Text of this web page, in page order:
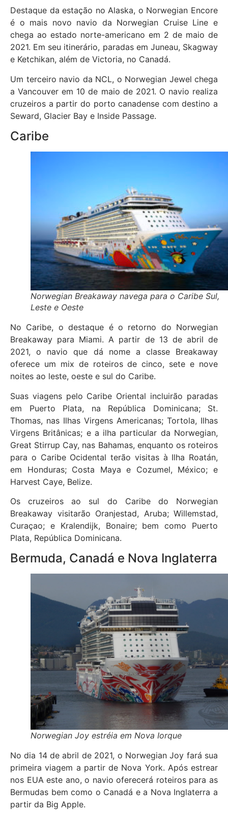
Destaque da estação no Alaska, o Norwegian Encore
é o mais novo navio da Norwegian Cruise Line e
chega ao estado norte-americano em 2 de maio de
2021. Em seu itinerário, paradas em Juneau, Skagway
e Ketchikan, além de Victoria, no Canadá.
Um terceiro navio da NCL, o Norwegian Jewel chega
a Vancouver em 10 de maio de 2021. O navio realiza
cruzeiros a partir do porto canadense com destino a
Seward, Glacier Bay e Inside Passage.
Caribe
Norwegian Breakaway navega para o Caribe Sul,
Leste e Oeste
No Caribe, o destaque é o retorno do Norwegian
Breakaway para Miami. A partir de 13 de abril de
2021, o navio que dá nome a classe Breakaway
oferece um mix de roteiros de cinco, sete e nove
noites ao leste, oeste e sul do Caribe.
Suas viagens pelo Caribe Oriental incluirão paradas
em Puerto Plata, na República Dominicana; St.
Thomas, nas Ilhas Virgens Americanas; Tortola, Ilhas
Virgens Britânicas; e a ilha particular da Norwegian,
Great Stirrup Cay, nas Bahamas, enquanto os roteiros
para o Caribe Ocidental terão visitas à Ilha Roatán,
em Honduras; Costa Maya e Cozumel, México; e
Harvest Caye, Belize.
Os cruzeiros ao sul do Caribe do Norwegian
Breakaway visitarão Oranjestad, Aruba; Willemstad,
Curaçao; e Kralendijk, Bonaire; bem como Puerto
Plata, República Dominicana.
Bermuda, Canadá e Nova Inglaterra
Norwegian Joy estréia em Nova Iorque
No dia 14 de abril de 2021, o Norwegian Joy fará sua
primeira viagem a partir de Nova York. Após estrear
nos EUA este ano, o navio oferecerá roteiros para as
Bermudas bem como o Canadá e a Nova Inglaterra a
partir da Big Apple.